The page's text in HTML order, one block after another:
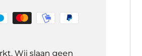
Wij slaan geen